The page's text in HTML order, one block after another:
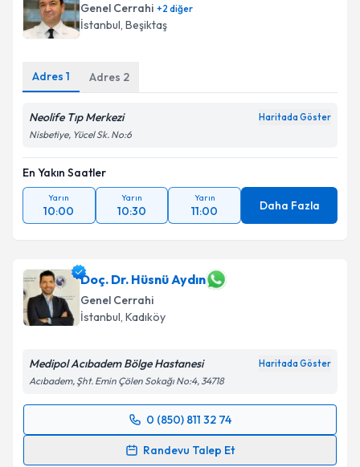
Genel Cerrahi +2 diğer
İstanbul, Beşiktaş
Adres 1 Adres 2
Neolife Tıp Merkezi Haritada Göster
Nisbetiye, Yücel Sk. No:6
En Yakın Saatler
Yarın
10:00
Yarın
10:30
Yarın
11:00 Daha Fazla
Doç. Dr. Hüsnü Aydın
Genel Cerrahi
İstanbul, Kadıköy
Medipol Acıbadem Bölge Hastanesi Haritada Göster
Acıbadem, Şht. Emin Çölen Sokağı No:4, 34718
0 (850) 811 32 74
Randevu Talep Et
Randevu Takvimi Talebi